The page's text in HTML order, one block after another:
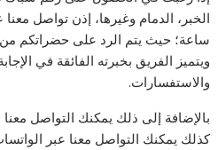
ساعة؛ حيث يتم الرد على حضراتكم من
ويتميز الفريق بخبرته الفائقة في
والاستفسارات.
بالإضافة إلى ذلك يمكنك التواصل
كذلك يمكنك التواصل معنا عبر